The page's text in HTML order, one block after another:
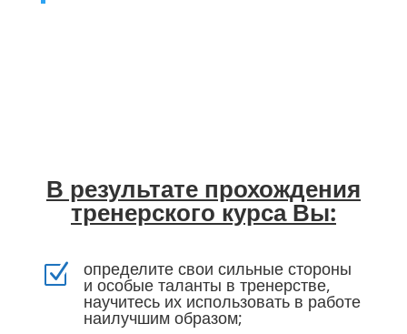
В результате прохождения
тренерского курса Вы:
Z определите свои сильные стороны
и особые таланты в тренерстве,
научитесь их использовать в работе
наилучшим образом;